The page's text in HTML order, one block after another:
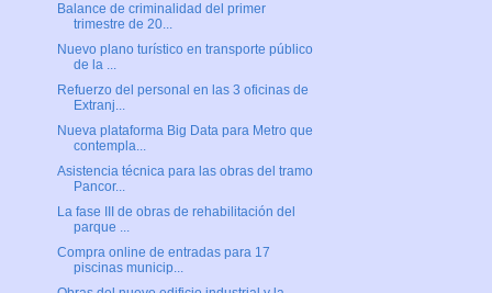
Balance de criminalidad del primer
trimestre de 20...
Nuevo plano turístico en transporte público
de la ...
Refuerzo del personal en las 3 oficinas de
Extranj...
Nueva plataforma Big Data para Metro que
contempla...
Asistencia técnica para las obras del tramo
Pancor...
La fase III de obras de rehabilitación del
parque ...
Compra online de entradas para 17
piscinas municip...